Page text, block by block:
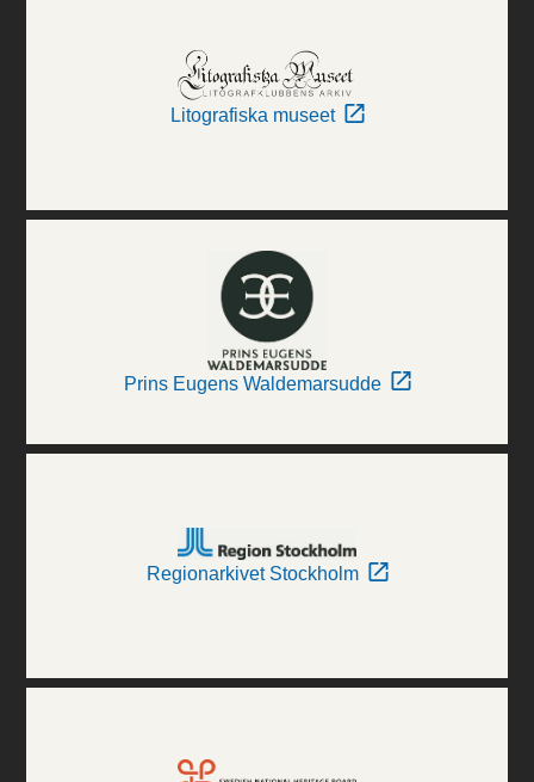
Litografiska museet
Prins Eugens Waldemarsudde
Regionarkivet Stockholm